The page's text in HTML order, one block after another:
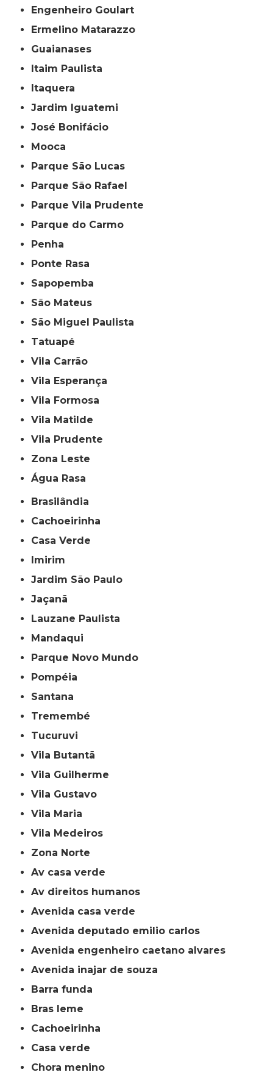
Engenheiro Goulart
Ermelino Matarazzo
Guaianases
Itaim Paulista
Itaquera
Jardim Iguatemi
José Bonifácio
Mooca
Parque São Lucas
Parque São Rafael
Parque Vila Prudente
Parque do Carmo
Penha
Ponte Rasa
Sapopemba
São Mateus
São Miguel Paulista
Tatuapé
Vila Carrão
Vila Esperança
Vila Formosa
Vila Matilde
Vila Prudente
Zona Leste
Água Rasa
Brasilândia
Cachoeirinha
Casa Verde
Imirim
Jardim São Paulo
Jaçanã
Lauzane Paulista
Mandaqui
Parque Novo Mundo
Pompéia
Santana
Tremembé
Tucuruvi
Vila Butantã
Vila Guilherme
Vila Gustavo
Vila Maria
Vila Medeiros
Zona Norte
av casa verde
av direitos humanos
avenida casa verde
avenida deputado emilio carlos
avenida engenheiro caetano alvares
avenida inajar de souza
barra funda
bras leme
cachoeirinha
casa verde
chora menino